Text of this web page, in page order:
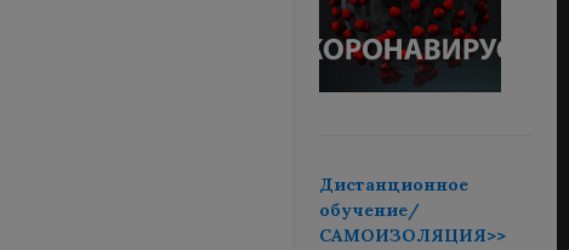
Дистанционное
обучение/
САМОИЗОЛЯЦИЯ>>